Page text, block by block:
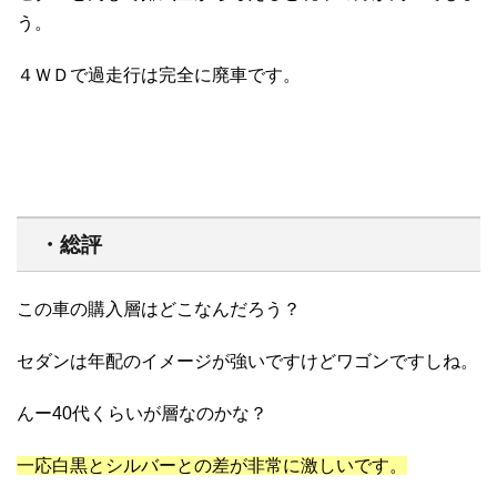
う。
４ＷＤで過走行は完全に廃車です。
・総評
この車の購入層はどこなんだろう？
セダンは年配のイメージが強いですけどワゴンですしね。
んー40代くらいが層なのかな？
一応白黒とシルバーとの差が非常に激しいです。